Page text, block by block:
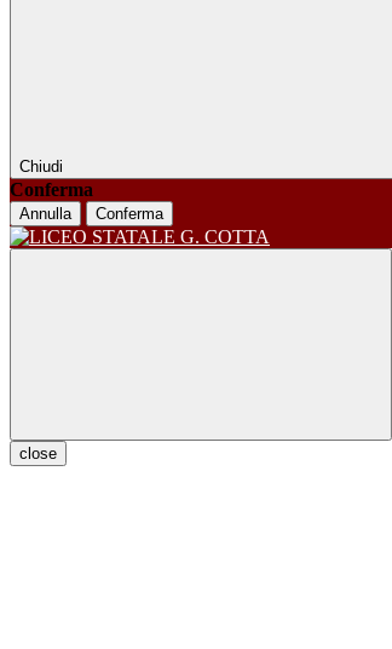
Chiudi
Conferma
Annulla Conferma
close